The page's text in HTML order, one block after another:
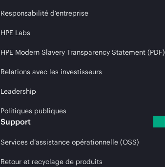
Responsabilité d’entreprise
HPE Labs
HPE Modern Slavery Transparency Statement (PDF)
Relations avec les investisseurs
Leadership
Politiques publiques
Support
Services d’assistance opérationnelle (OSS)
Retour et recyclage de produits